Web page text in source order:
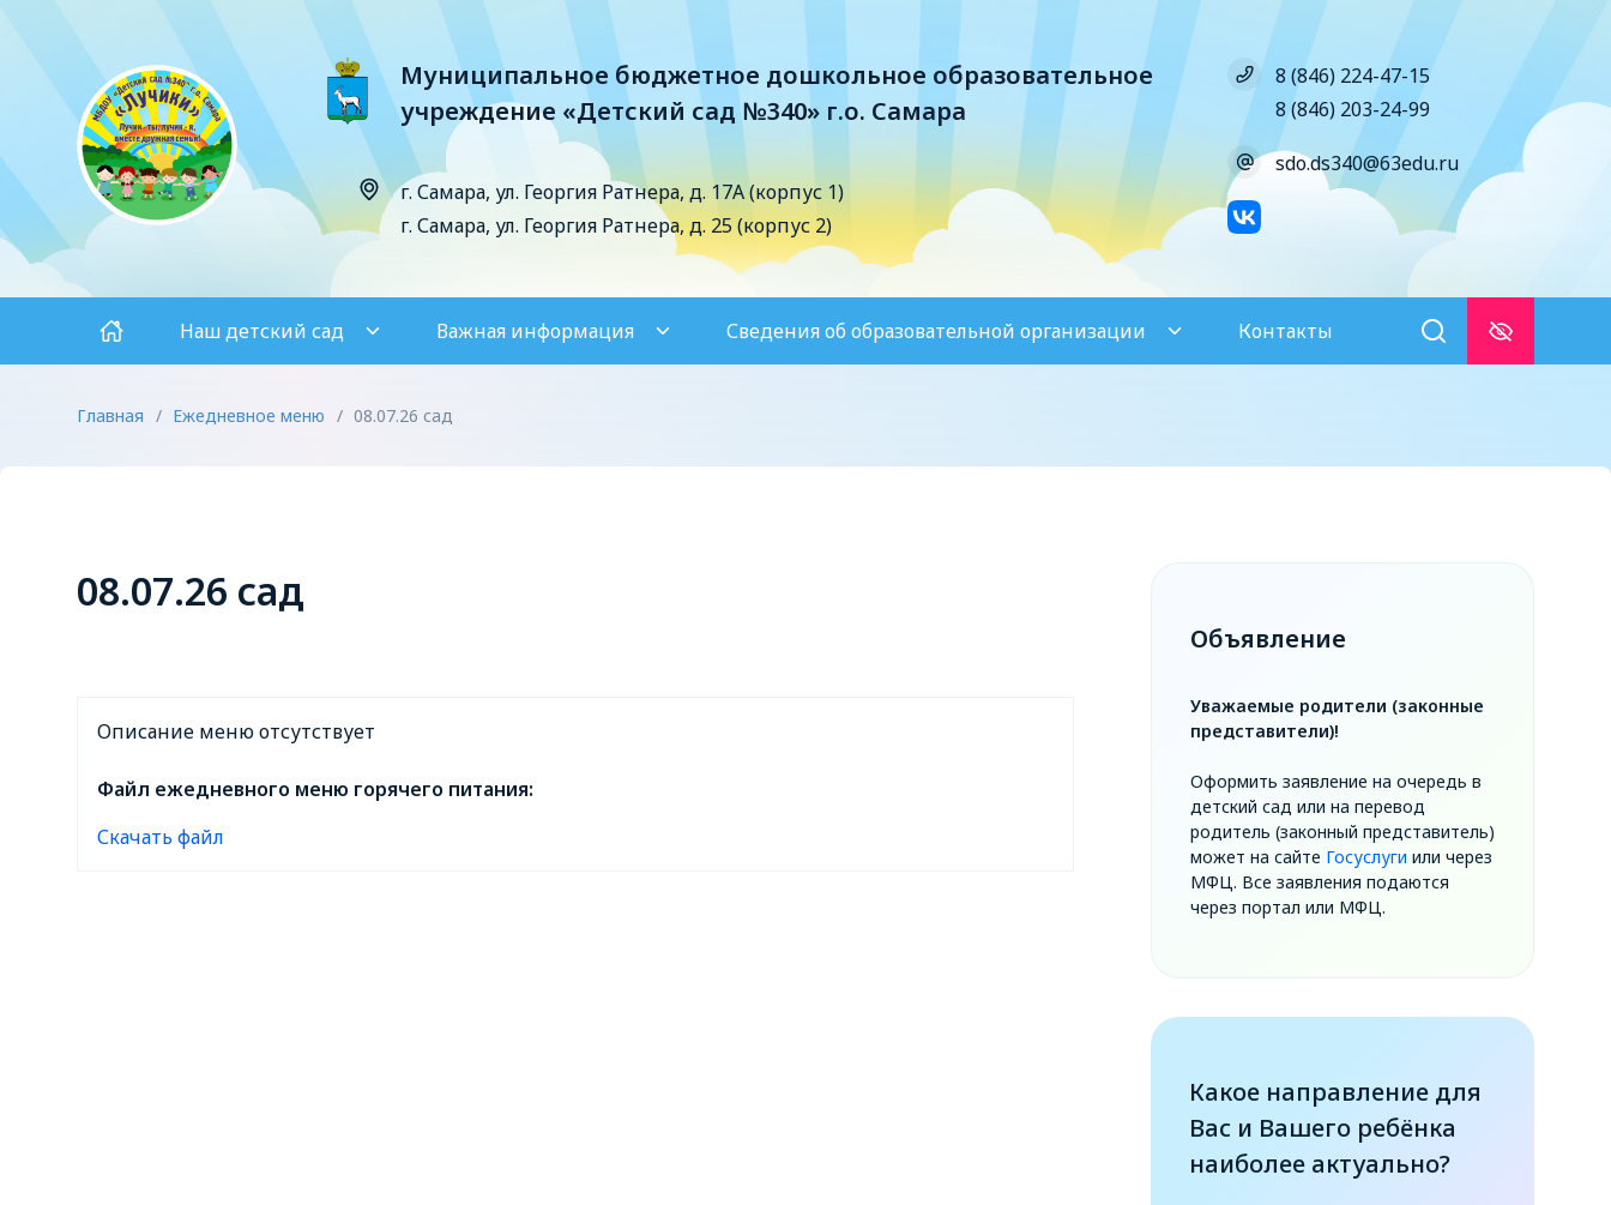
Муниципальное бюджетное дошкольное образовательное
учреждение «Детский сад №340» г.о. Самара
г. Самара, ул. Георгия Ратнера, д. 17А (корпус 1)
г. Самара, ул. Георгия Ратнера, д. 25 (корпус 2)
8 (846) 224-47-15
8 (846) 203-24-99
sdo.ds340@63edu.ru
Наш детский сад Важная информация Сведения об образовательной организации Контакты
Главная / Ежедневное меню / 08.07.26 сад
08.07.26 сад
Описание меню отсутствует
Файл ежедневного меню горячего питания:
Скачать файл
Объявление
Уважаемые родители (законные
представители)!
Оформить заявление на очередь в
детский сад или на перевод
родитель (законный представитель)
может на сайте Госуслуги или через
МФЦ. Все заявления подаются
через портал или МФЦ.
Какое направление для
Вас и Вашего ребёнка
наиболее актуально?